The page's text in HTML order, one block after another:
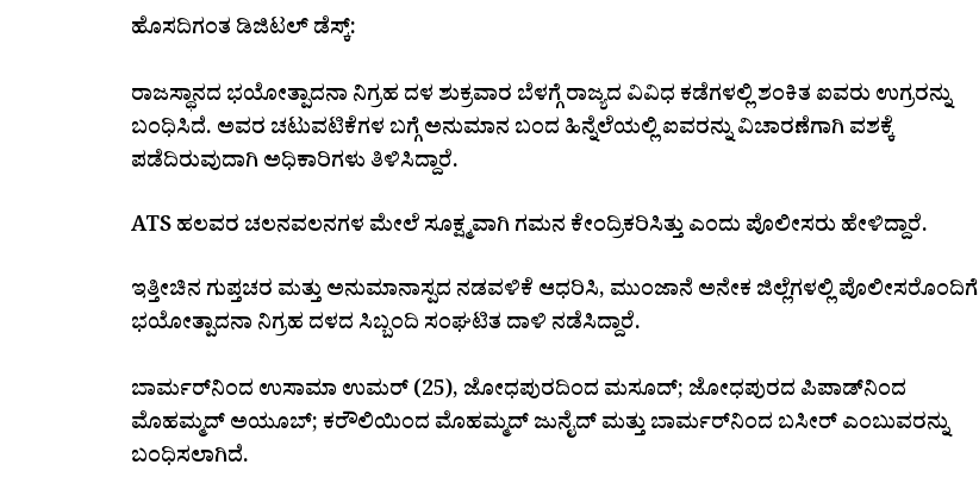
ಹೊಸದಿಗಂತ ಡಿಜಿಟಲ್‌ ಡೆಸ್ಕ್‌:
ರಾಜಸ್ಥಾನದ ಭಯೋತ್ಪಾದನಾ ನಿಗ್ರಹ ದಳ ಶುಕ್ರವಾರ ಬೆಳಗ್ಗೆ ರಾಜ್ಯದ ವಿವಿಧ ಕಡೆಗಳಲ್ಲಿ ಶಂಕಿತ ಐವರು ಉಗ್ರರನ್ನು
ಬಂಧಿಸಿದೆ. ಅವರ ಚಟುವಟಿಕೆಗಳ ಬಗ್ಗೆ ಅನುಮಾನ ಬಂದ ಹಿನ್ನೆಲೆಯಲ್ಲಿ ಐವರನ್ನು ವಿಚಾರಣೆಗಾಗಿ ವಶಕ್ಕೆ
ಪಡೆದಿರುವುದಾಗಿ ಅಧಿಕಾರಿಗಳು ತಿಳಿಸಿದ್ದಾರೆ.
ATS ಹಲವರ ಚಲನವಲನಗಳ ಮೇಲೆ ಸೂಕ್ಷ್ಮವಾಗಿ ಗಮನ ಕೇಂದ್ರಿಕರಿಸಿತ್ತು ಎಂದು ಪೊಲೀಸರು ಹೇಳಿದ್ದಾರೆ.
ಇತ್ತೀಚಿನ ಗುಪ್ತಚರ ಮತ್ತು ಅನುಮಾನಾಸ್ಪದ ನಡವಳಿಕೆ ಆಧರಿಸಿ, ಮುಂಜಾನೆ ಅನೇಕ ಜಿಲ್ಲೆಗಳಲ್ಲಿ ಪೊಲೀಸರೊಂದಿಗೆ
ಭಯೋತ್ಪಾದನಾ ನಿಗ್ರಹ ದಳದ ಸಿಬ್ಬಂದಿ ಸಂಘಟಿತ ದಾಳಿ ನಡೆಸಿದ್ದಾರೆ.
ಬಾರ್ಮರ್‌ನಿಂದ ಉಸಾಮಾ ಉಮರ್ (25), ಜೋಧಪುರದಿಂದ ಮಸೂದ್; ಜೋಧಪುರದ ಪಿಪಾಡ್‌ನಿಂದ
ಮೊಹಮ್ಮದ್ ಅಯೂಬ್; ಕರೌಲಿಯಿಂದ ಮೊಹಮ್ಮದ್ ಜುನೈದ್ ಮತ್ತು ಬಾರ್ಮರ್‌ನಿಂದ ಬಸೀರ್ ಎಂಬುವರನ್ನು
ಬಂಧಿಸಲಾಗಿದೆ.